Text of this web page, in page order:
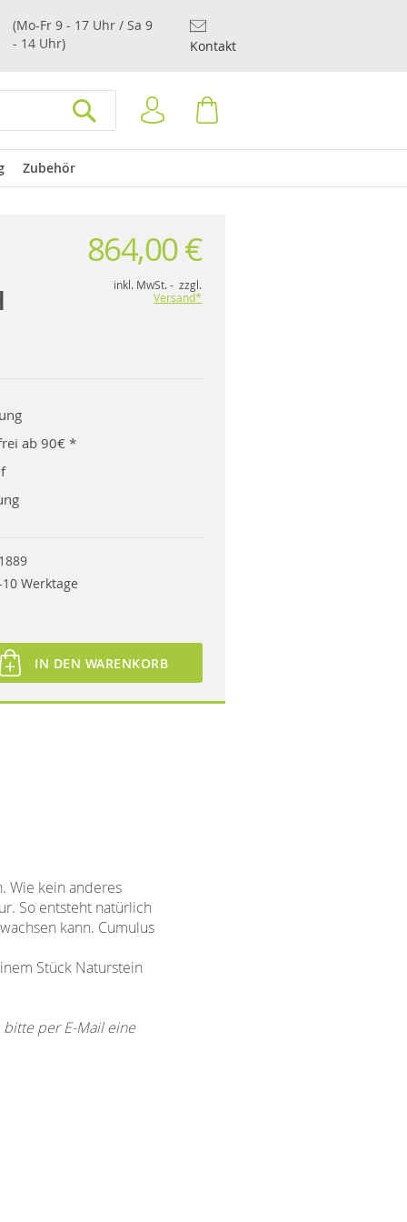
(Mo-Fr 9 - 17 Uhr / Sa 9
- 14 Uhr)
Kontakt
Anmelden
Zubehör
864,00 €
inkl. MwSt. - zzgl.
Versand*
ab 90€ *
10 Werktage
IN DEN WARENKORB
Wie kein anderes
So entsteht natürlich
kann. Cumulus
Stück Naturstein
per E-Mail eine